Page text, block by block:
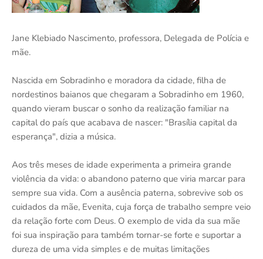
Jane Klebiado Nascimento, professora, Delegada de Polícia e
mãe.
Nascida em Sobradinho e moradora da cidade, filha de
nordestinos baianos que chegaram a Sobradinho em 1960,
quando vieram buscar o sonho da realização familiar na
capital do país que acabava de nascer: "Brasília capital da
esperança", dizia a música.
Aos três meses de idade experimenta a primeira grande
violência da vida: o abandono paterno que viria marcar para
sempre sua vida. Com a ausência paterna, sobrevive sob os
cuidados da mãe, Evenita, cuja força de trabalho sempre veio
da relação forte com Deus. O exemplo de vida da sua mãe
foi sua inspiração para também tornar-se forte e suportar a
dureza de uma vida simples e de muitas limitações